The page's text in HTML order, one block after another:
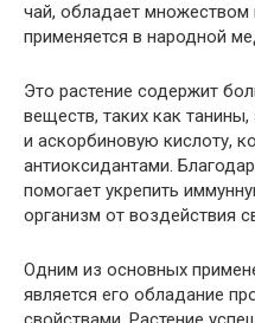
чай, обладает
применяется в народной
Это растение содержит
веществ, таких как
и аскорбиновую кислоту,
антиоксидантами.
помогает укрепить
организм от воздействия
Одним из основных
является его обладание